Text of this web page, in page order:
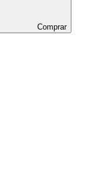
Comprar